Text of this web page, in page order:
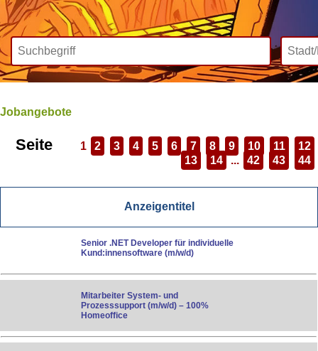
Wir bieten Inklusive
Jobangebote
Seite 1 2 3 4 5 6 7 8 9 10 11
12
13
14 ... 42 43 44
Anzeigentitel
Senior .NET Developer für individuelle
Kund:innensoftware (m/w/d)
Mitarbeiter System- und
Prozesssupport (m/w/d) – 100%
Homeoffice